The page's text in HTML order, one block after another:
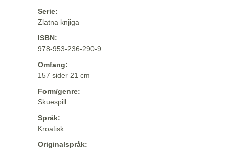
Serie:
Zlatna knjiga
ISBN:
978-953-236-290-9
Omfang:
157 sider 21 cm
Form/genre:
Skuespill
Språk:
Kroatisk
Originalspråk: